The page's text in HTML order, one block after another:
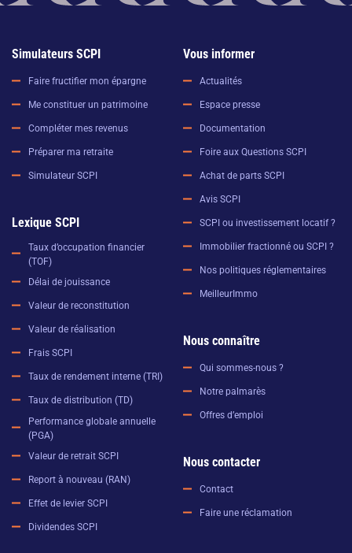
Simulateurs SCPI
Faire fructifier mon épargne
Me constituer un patrimoine
Compléter mes revenus
Préparer ma retraite
Simulateur SCPI
Lexique SCPI
Taux d’occupation financier
(TOF)
Délai de jouissance
Valeur de reconstitution
Valeur de réalisation
Frais SCPI
Taux de rendement interne (TRI)
Taux de distribution (TD)
Performance globale annuelle
(PGA)
Valeur de retrait SCPI
Report à nouveau (RAN)
Effet de levier SCPI
Dividendes SCPI
Vous informer
Actualités
Espace presse
Documentation
Foire aux Questions SCPI
Achat de parts SCPI
Avis SCPI
SCPI ou investissement locatif ?
Immobilier fractionné ou SCPI ?
Nos politiques réglementaires
MeilleurImmo
Nous connaître
Qui sommes-nous ?
Notre palmarès
Offres d’emploi
Nous contacter
Contact
Faire une réclamation